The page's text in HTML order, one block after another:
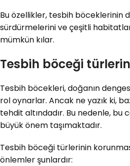
Bu özellikler, tesbih böceklerinin
sürdürmelerini ve çeşitli
mümkün kılar.
Tesbih böceği
Tesbih böcekleri, doğanın
rol oynarlar. Ancak ne yazık ki,
tehdit altındadır. Bu nedenle, bu
büyük önem taşımaktadır.
Tesbih böceği türlerinin
önlemler şunlardır: